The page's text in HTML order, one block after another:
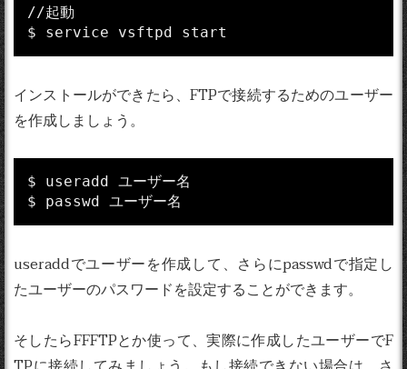
//起動
インストールができたら、FTPで接続するためのユーザー
を作成しましょう。
$ useradd ユーザー名
useraddでユーザーを作成して、さらにpasswdで指定し
たユーザーのパスワードを設定することができます。
そしたらFFFTPとか使って、実際に作成したユーザーでF